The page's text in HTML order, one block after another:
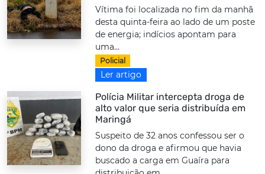
Vítima foi localizada no fim da manhã
desta quinta-feira ao lado de um poste
de energia; indícios apontam para
uma...
Policial
Ler artigo
Polícia Militar intercepta droga de
alto valor que seria distribuída em
Maringá
Suspeito de 32 anos confessou ser o
dono da droga e afirmou que havia
buscado a carga em Guaíra para